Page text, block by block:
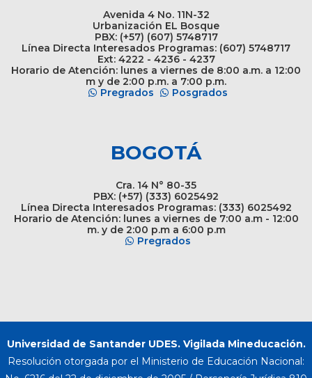
Avenida 4 No. 11N-32
Urbanización EL Bosque
PBX: (+57) (607) 5748717
Línea Directa Interesados Programas: (607) 5748717
Ext: 4222 - 4236 - 4237
Horario de Atención: lunes a viernes de 8:00 a.m. a 12:00
m y de 2:00 p.m. a 7:00 p.m.
Pregrados
Posgrados
BOGOTÁ
Cra. 14 N° 80-35
PBX: (+57) (333) 6025492
Línea Directa Interesados Programas: (333) 6025492
Horario de Atención: lunes a viernes de 7:00 a.m - 12:00
m. y de 2:00 p.m a 6:00 p.m
Pregrados
Universidad de Santander UDES. Vigilada Mineducación.
Resolución otorgada por el Ministerio de Educación Nacional: